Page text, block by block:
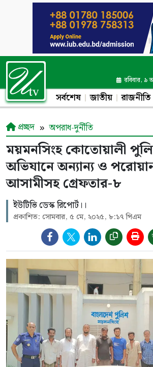
রবিবার, ৯
সর্বশেষ জাতীয় রাজনীতি
প্রচ্ছদ অপরাধ-দুর্নীতি
ময়মনসিংহ কোতোয়ালী
অভিযানে অন্যান্য ও
আসামীসহ গ্রেফতার-৮
ইউটিভি ডেস্ক রিপোর্ট।।
প্রকাশিত: সোমবার, ৫ মে, ২০২৫, ৮:১৭ পিএম